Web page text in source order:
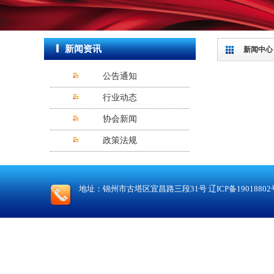
新闻资讯
公告通知
行业动态
协会新闻
政策法规
新闻中心
地址：锦州市古塔区宜昌路三段31号 辽ICP备19018802